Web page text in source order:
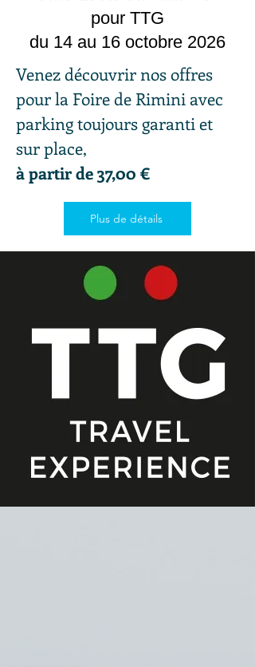
pour TTG
du 14 au 16 octobre 2026
Venez découvrir nos offres
pour la Foire de Rimini avec
parking toujours garanti et
sur place,
à partir de 37,00 €
Plus de détails